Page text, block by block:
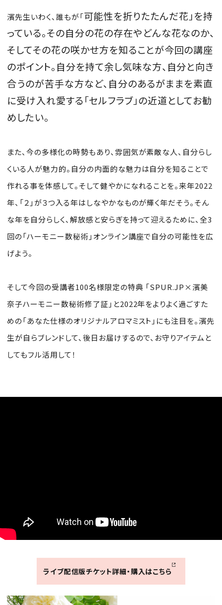
濱先生いわく、誰もが「可能性を折りたたんだ花」を持
っている。その自分の花の存在やどんな花なのか、
そしてその花の咲かせ方を知ることが今回の講座
のポイント。自分を持て余し気味な方、自分と向き
合うのが苦手な方など、自分のあるがままを素直
に受け入れ愛する「セルフラブ」の近道としてお勧
めしたい。
また、今の多様化の時勢もあり、雰囲気が素敵な人、自分らし
くいる人が魅力的。自分の内面的な魅力は自分を知ることで
作れる事を体感して。そして健やかになれることを。来年2022
年、「２」が３つ入る年はしなやかなものが輝く年だそう。そん
な年を自分らしく、解放感と安らぎを持って迎えるために、全3
回の「ハーモニー数秘術」オンライン講座で自分の可能性を広
げよう。
そして今回の受講者100名様限定の特典 「SPUR.JP×濱美
奈子ハーモニー数秘術修了証」と2022年をよりよく過ごすた
めの「あなた仕様のオリジナルアロマミスト」にも注目を。濱先
生が自らブレンドして、後日お届けするので、お守りアイテムと
してもフル活用して！
ライブ配信版チケット詳細・購入はこちら